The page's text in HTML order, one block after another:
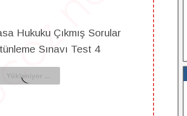
Hukuku Çıkmış Sorular
Sınavı Test 4